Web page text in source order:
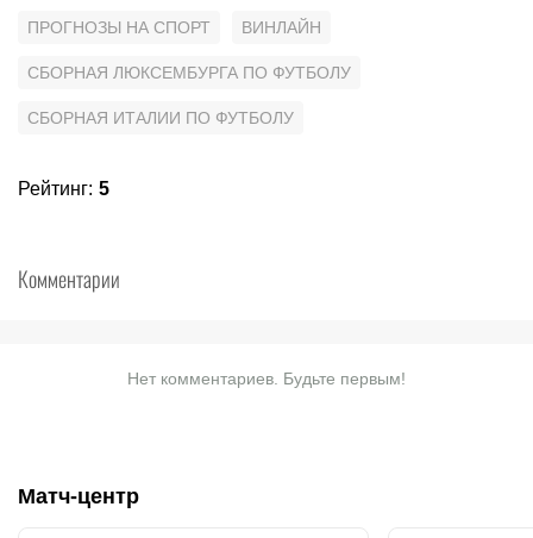
ПРОГНОЗЫ НА СПОРТ ВИНЛАЙН
СБОРНАЯ ЛЮКСЕМБУРГА ПО ФУТБОЛУ
СБОРНАЯ ИТАЛИИ ПО ФУТБОЛУ
Рейтинг: 5
Комментарии
Нет комментариев. Будьте первым!
Матч-центр